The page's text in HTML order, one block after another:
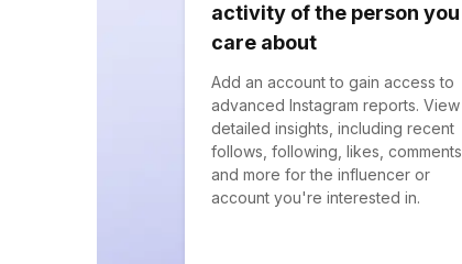
activity of the person you
care about
Add an account to gain access to
advanced Instagram reports. View
detailed insights, including recent
follows, following, likes, comments,
and more for the influencer or
account you're interested in.